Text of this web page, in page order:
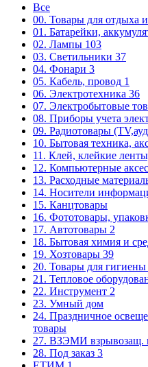
Все
00. Товары для отдыха и
01. Батарейки,
02. Лампы 103
03. Светильники 37
04. Фонари 3
05. Кабель, провод 1
06. Электротехника 36
07. Электробытовые
08. Приборы учета
09. Радиотовары
10. Бытовая техника,
11. Клей, клейкие
12. Компьютерные
13. Расходные
14. Носители
15. Канцтовары
16. Фототовары,
17. Автотовары 2
18. Бытовая химия и
19. Хозтовары 39
20. Товары для гигиены
21. Тепловое
22. Инструмент 2
23. Умный дом
24. Праздничное
товары
27. ВЗЭМИ взрывозащ.
28. Под заказ 3